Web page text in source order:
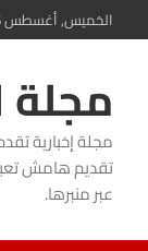
Skip
content
الخميس, أغسطس 6, 2026
مجلة
مجلة إخبارية
تقديم هامش
عبر منبرها.